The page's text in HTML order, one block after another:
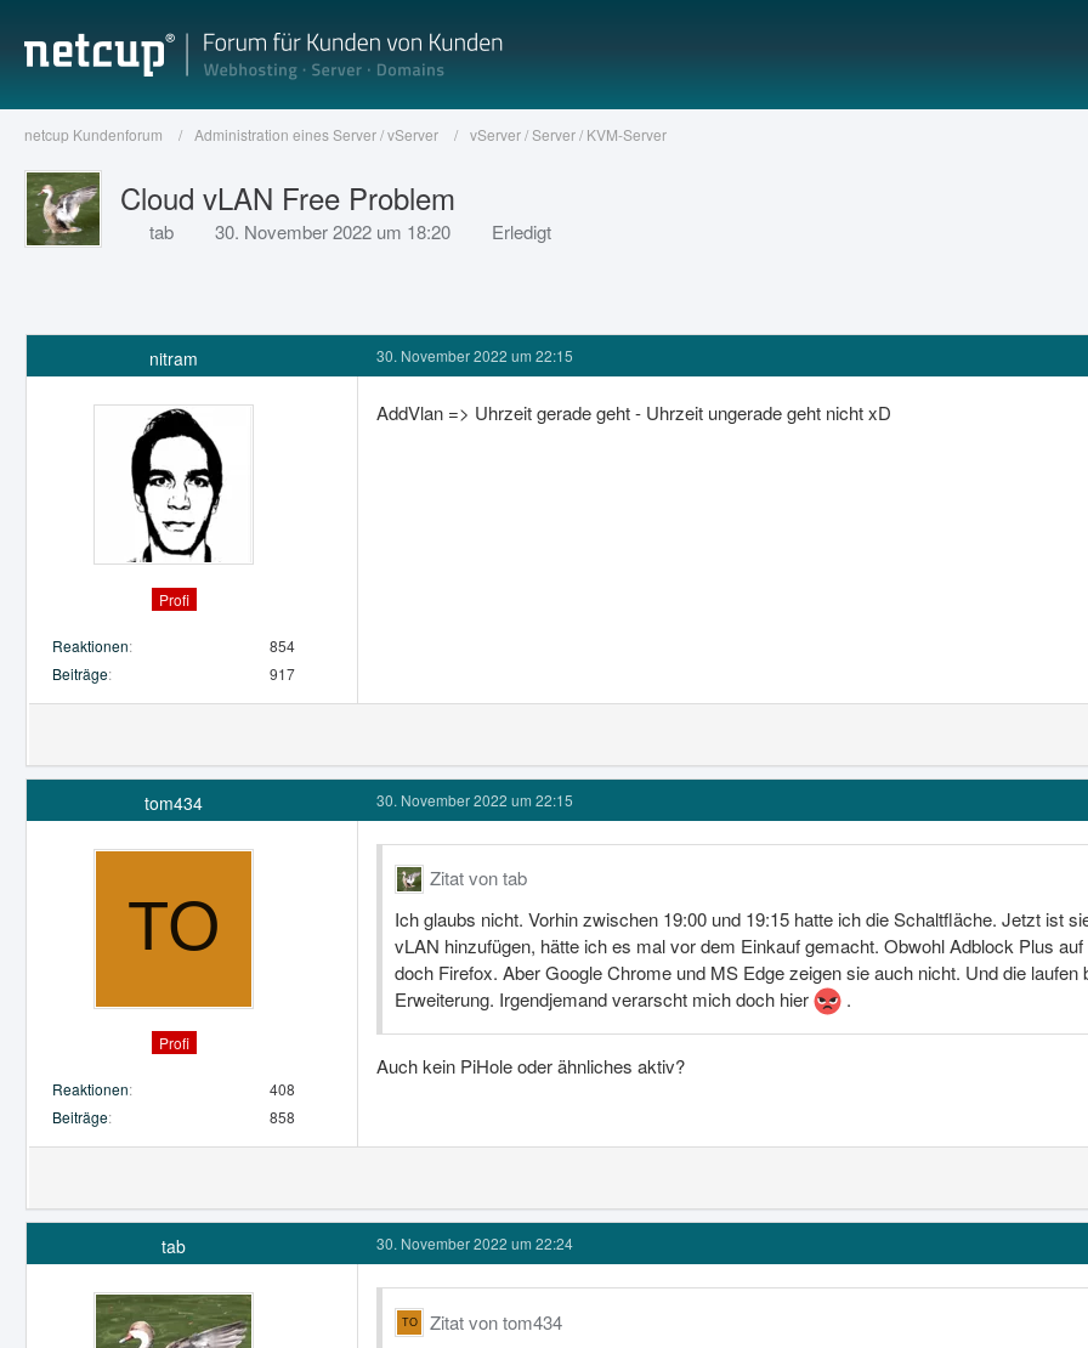
netcup Kundenforum Administration eines Server / vServer vServer / Server / KVM-Server
Cloud vLAN Free Problem
tab 30. November 2022 um 18:20 Erledigt
nitram
Profi
Reaktionen
854
Beiträge
917
30. November 2022 um 22:15
AddVlan => Uhrzeit gerade geht - Uhrzeit ungerade geht nicht xD
tom434
Profi
Reaktionen
408
Beiträge
858
30. November 2022 um 22:15
Zitat von tab
Ich glaubs nicht. Vorhin zwischen 19:00 und 19:15 hatte ich die Schaltfläche. Jetzt ist
vLAN hinzufügen, hätte ich es mal vor dem Einkauf gemacht. Obwohl Adblock Plus
doch Firefox. Aber Google Chrome und MS Edge zeigen sie auch nicht. Und die
Erweiterung. Irgendjemand verarscht mich doch hier
.
Auch kein PiHole oder ähnliches aktiv?
tab 30. November 2022 um 22:24
Zitat von tom434